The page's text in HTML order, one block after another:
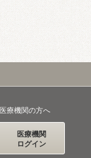
医療機関の方へ
医療機関
ログイン